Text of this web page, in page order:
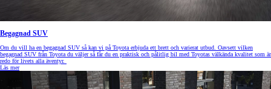
Begagnad SUV
Om du vill ha en begagnad SUV så kan vi på Toyota erbjuda ett brett och varierat utbud. Oavsett vilken
begagnad SUV från Toyota du väljer så får du en praktisk och pålitlig bil med Toyotas välkända kvalitet som är
redo för livets alla äventyr.
Läs mer